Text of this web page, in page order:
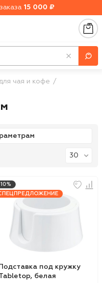
15 000 ₽
чая и кофе
Подставка под кружку
белая